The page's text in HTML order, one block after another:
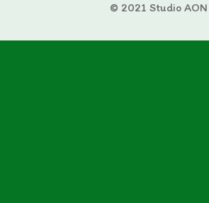
© 2021 Studio AON